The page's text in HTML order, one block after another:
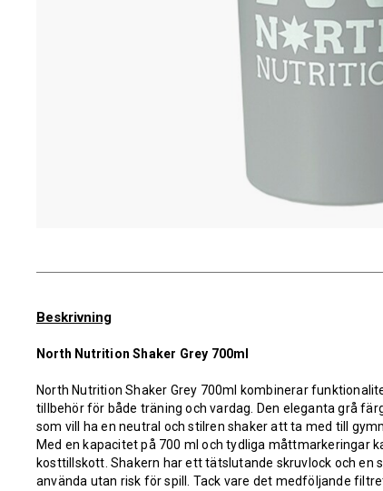
Beskrivning
North Nutrition Shaker Grey 700ml
North Nutrition Shaker Grey 700ml kombinerar
tillbehör för både träning och vardag. Den eleganta grå
som vill ha en neutral och stilren shaker att ta med till
Med en kapacitet på 700 ml och tydliga måttmarkeringar
kosttillskott. Shakern har ett tätslutande skruvlock och en
använda utan risk för spill. Tack vare det medföljande